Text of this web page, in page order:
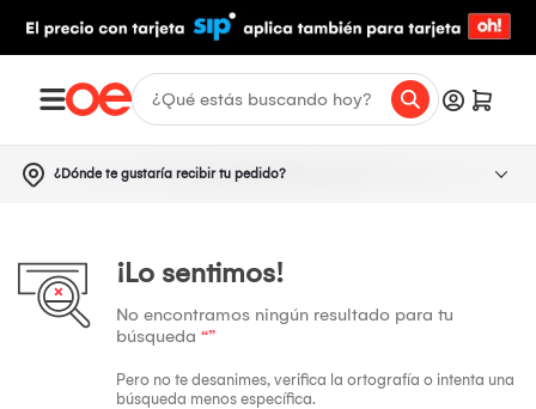
¿Dónde te gustaría recibir tu pedido?
¡Lo sentimos!
No encontramos ningún resultado para tu
búsqueda “”
Pero no te desanimes, verifica la ortografía o intenta una
búsqueda menos específica.